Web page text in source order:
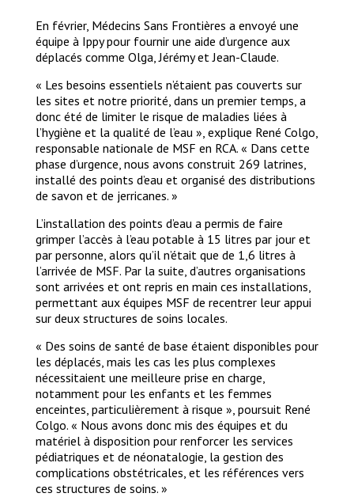
they travelled almost 140 kilometres with
their six children to get here. “We walked
for a week, with old people, children, sick
along the way, and we had to leave their
bodies in the bush, without being able to
bury them. They were just covered with
grass, in the presence of children. How will
they forget such images?
MSF
En février, Médecins Sans Frontières a envoyé une
équipe à Ippy pour fournir une aide d’urgence aux
déplacés comme Olga, Jérémy et Jean-Claude.
« Les besoins essentiels n’étaient pas couverts sur
les sites et notre priorité, dans un premier temps, a
donc été de limiter le risque de maladies liées à
l’hygiène et la qualité de l’eau », explique René Colgo,
responsable nationale de MSF en RCA. « Dans cette
phase d’urgence, nous avons construit 269 latrines,
installé des points d’eau et organisé des distributions
de savon et de jerricanes. »
L’installation des points d’eau a permis de faire
grimper l’accès à l’eau potable à 15 litres par jour et
par personne, alors qu’il n’était que de 1,6 litres à
l’arrivée de MSF. Par la suite, d’autres organisations
sont arrivées et ont repris en main ces installations,
permettant aux équipes MSF de recentrer leur appui
sur deux structures de soins locales.
« Des soins de santé de base étaient disponibles pour
les déplacés, mais les cas les plus complexes
nécessitaient une meilleure prise en charge,
notamment pour les enfants et les femmes
enceintes, particulièrement à risque », poursuit René
Colgo. « Nous avons donc mis des équipes et du
matériel à disposition pour renforcer les services
pédiatriques et de néonatalogie, la gestion des
complications obstétricales, et les références vers
ces structures de soins. »